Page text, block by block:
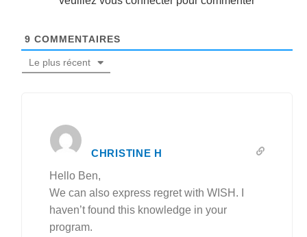
9 COMMENTAIRES
Le plus récent
CHRISTINE H
Hello Ben,
We can also express regret with WISH. I
haven’t found this knowledge in your
program.